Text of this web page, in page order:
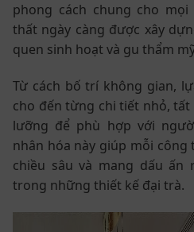
phong cách chung cho
thất ngày càng được xây
quen sinh hoạt và gu thẩm
Từ cách bố trí không gian,
cho đến từng chi tiết nhỏ, tất
lưỡng để phù hợp với
nhân hóa này giúp mỗi
chiều sâu và mang dấu ấn
trong những thiết kế đại trà.